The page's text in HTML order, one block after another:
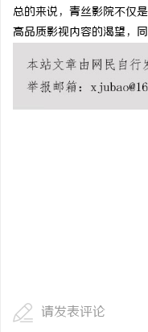
总的来说，青丝影院不仅
高品质影视内容的渴望，
请发表评论